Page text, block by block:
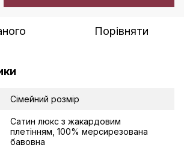
Порівняти
Сімейний розмір
Сатин люкс з жакардовим
плетінням, 100% мерсирезована
бавовна